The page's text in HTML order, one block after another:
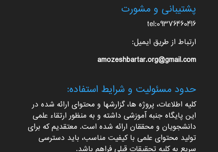
پشتیبانی و مشورت
tel:09376460416
ارتباط از طریق ایمیل:
amozeshbartar.org@gmail.com
حدود مسئولیت و شرایط استفاده:
کلیه اطلاعات، پروژه ها، گزارشها و محتوای ارائه شده در
این پایگاه جنبه آموزشی داشته و به منظور ارتقاء علمی
دانشجویان و محققان ارائه شده است. معتقدیم که برای
تولید محتوای علمی با کیفیت مناسب، باید دسترسی
سریع به کلیه تحقیقات قبلی فراهم باشد.